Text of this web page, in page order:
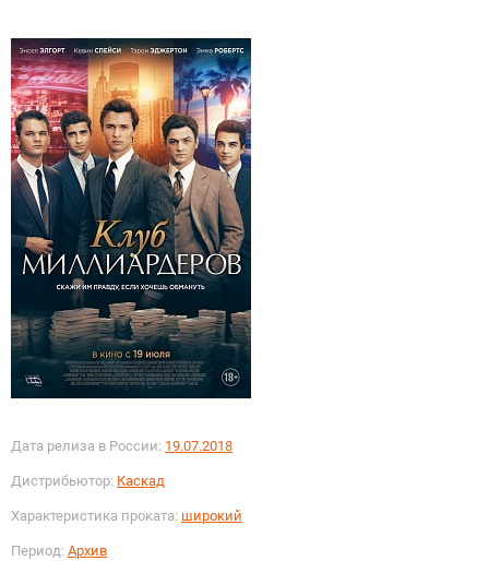
Дата релиза в России: 19.07.2018
Дистрибьютор: Каскад
Характеристика проката: широкий
Период: Архив